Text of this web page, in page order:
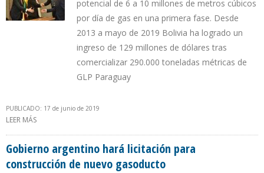
potencial de 6 a 10 millones de metros cúbicos
por día de gas en una primera fase. Desde
2013 a mayo de 2019 Bolivia ha logrado un
ingreso de 129 millones de dólares tras
comercializar 290.000 toneladas métricas de
GLP Paraguay
PUBLICADO: 17 de junio de 2019
LEER MÁS
Gobierno argentino hará licitación para
construcción de nuevo gasoducto